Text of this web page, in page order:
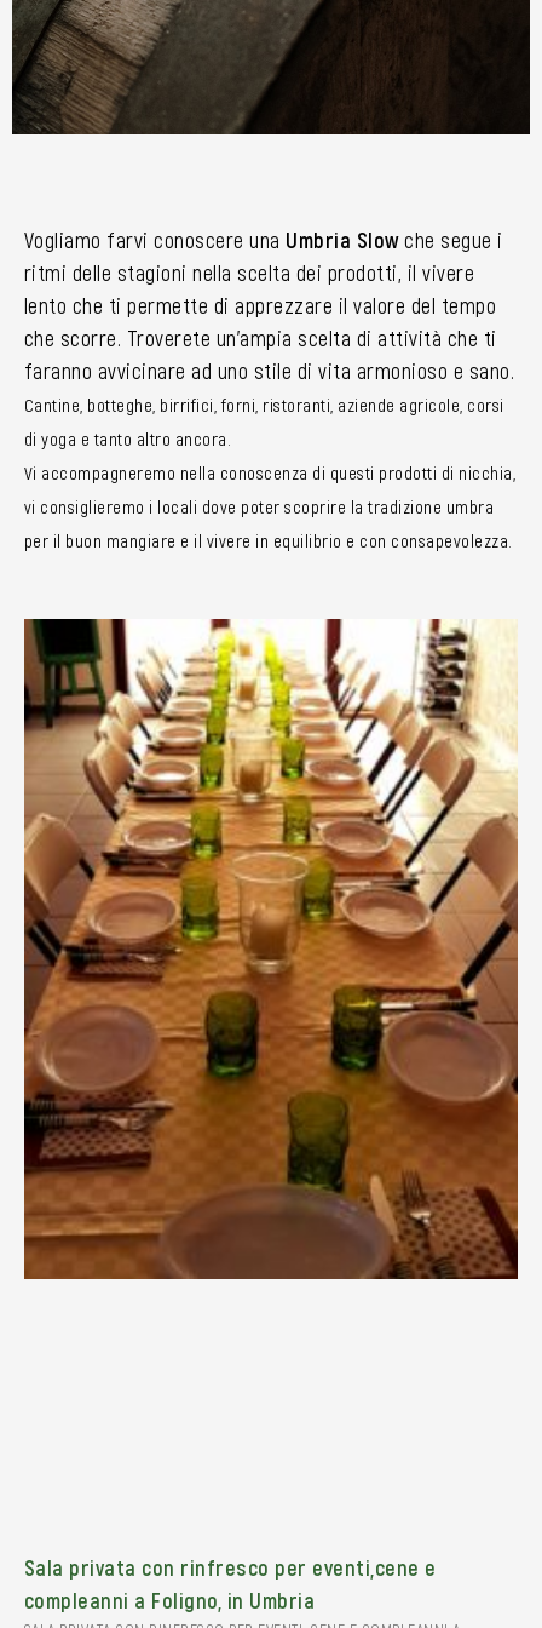
Vogliamo farvi conoscere una Umbria Slowche segue i
ritmi delle stagioni nella scelta dei prodotti, il vivere
lento che ti permette di apprezzare il valore del tempo
che scorre. Troverete un’ampia scelta di attività che ti
faranno avvicinare ad uno stile di vita armonioso e sano.
Cantine, botteghe, birrifici, forni, ristoranti, aziende agricole, corsi
di yoga e tanto altro ancora.
Vi accompagneremo nella conoscenza di questi prodotti di nicchia,
vi consiglieremo i locali dove poter scoprire la tradizione umbra
per il buon mangiare e il vivere in equilibrio e con consapevolezza.
Sala privata con rinfresco per eventi,cene e
compleanni a Foligno, in Umbria